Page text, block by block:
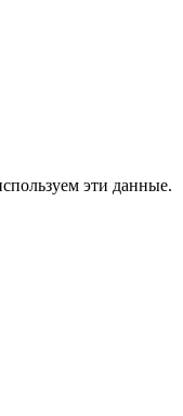
эти данные.